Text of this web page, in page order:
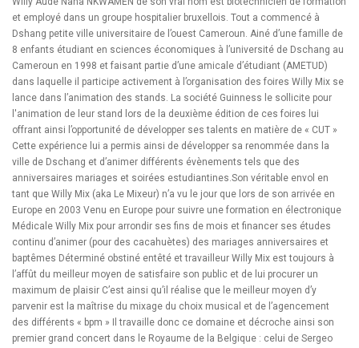
et employé dans un groupe hospitalier bruxellois. Tout a commencé à
Dshang petite ville universitaire de l’ouest Cameroun. Ainé d’une famille de
8 enfants étudiant en sciences économiques à l’université de Dschang au
Cameroun en 1998 et faisant partie d’une amicale d’étudiant (AMETUD)
dans laquelle il participe activement à l’organisation des foires Willy Mix se
lance dans l’animation des stands. La société Guinness le sollicite pour
l'animation de leur stand lors de la deuxième édition de ces foires lui
offrant ainsi l’opportunité de développer ses talents en matière de « CUT »
Cette expérience lui a permis ainsi de développer sa renommée dans la
ville de Dschang et d’animer différents évènements tels que des
anniversaires mariages et soirées estudiantines.Son véritable envol en
tant que Willy Mix (aka Le Mixeur) n’a vu le jour que lors de son arrivée en
Europe en 2003 Venu en Europe pour suivre une formation en électronique
Médicale Willy Mix pour arrondir ses fins de mois et financer ses études
continu d’animer (pour des cacahuètes) des mariages anniversaires et
baptêmes Déterminé obstiné entêté et travailleur Willy Mix est toujours à
l’affût du meilleur moyen de satisfaire son public et de lui procurer un
maximum de plaisir C’est ainsi qu’il réalise que le meilleur moyen d’y
parvenir est la maîtrise du mixage du choix musical et de l’agencement
des différents « bpm » Il travaille donc ce domaine et décroche ainsi son
premier grand concert dans le Royaume de la Belgique : celui de Sergeo